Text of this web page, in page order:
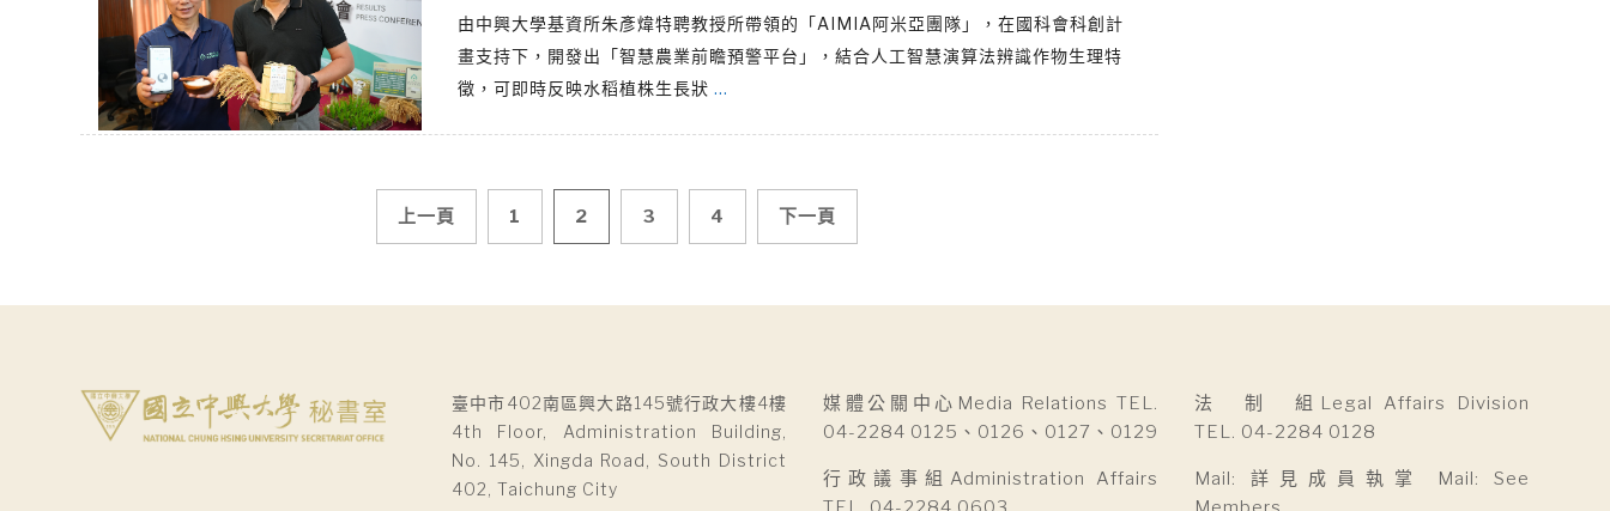
由中興大學基資所朱彥煒特聘教授所帶領的「AIMIA阿米亞團隊」，在國科會科創計
畫支持下，開發出「智慧農業前瞻預警平台」，結合人工智慧演算法辨識作物生理特
徵，可即時反映水稻植株生長狀 …
覽
上一頁 1 2 3 4 下一頁
臺中市402南區興大路145號行政大樓4樓
4th Floor, Administration Building,
No. 145, Xingda Road, South District
402, Taichung City
媒體公關中心Media Relations TEL.
04-2284 0125、0126、0127、0129
行政議事組Administration Affairs
法 制 組Legal Affairs Division
TEL. 04-2284 0128
Mail: 詳見成員執掌 Mail: See